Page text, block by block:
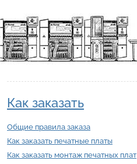
Как заказать
Общие правила заказа
Как заказать печатные платы
Как заказать монтаж печатных плат